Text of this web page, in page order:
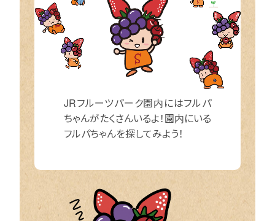
JRフルーツパーク園内にはフルパ
ちゃんがたくさんいるよ！園内にいる
フルパちゃんを探してみよう！